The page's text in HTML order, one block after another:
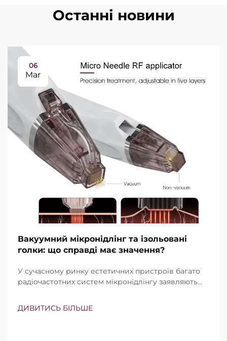
Останні новини
06
Mar
Вакуумний мікронідлінг та ізольовані
голки: що справді має значення?
У сучасному ринку естетичних пристроїв багато
радіочастотних систем мікронідлінгу заявляють
в тому, чи існують ці функції, а в тому, наскільки
ДИВИТИСЬ БІЛЬШЕ